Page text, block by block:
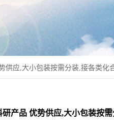
供应,大小包装按需分装,接各类化
产品 优势供应,大小包装按